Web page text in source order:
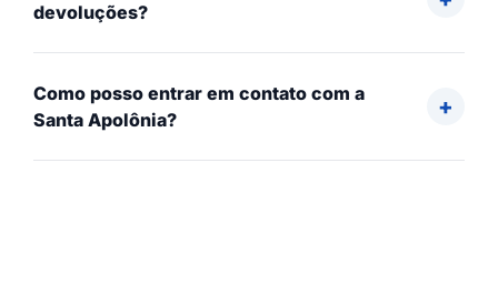
devoluções?
Como posso entrar em contato com a
Santa Apolônia?